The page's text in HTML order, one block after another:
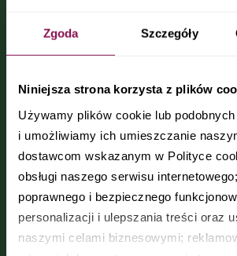
Zgoda Szczegóły
Niniejsza strona korzysta z plików
Używamy plików cookie lub
i umożliwiamy ich umieszczanie
dostawcom wskazanym w Polityce
obsługi naszego serwisu
poprawnego i bezpiecznego
personalizacji i ulepszania treści oraz
naszymi celami biznesowymi;
Dostępne diety
Wybór menu Comfort
Dieta Dash
Wybór Menu Premium
Dieta Vege and Fish
Wegańska
Wybór menu Optimum
Odchudzająca